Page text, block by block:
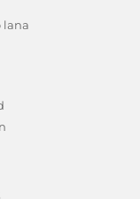
lana